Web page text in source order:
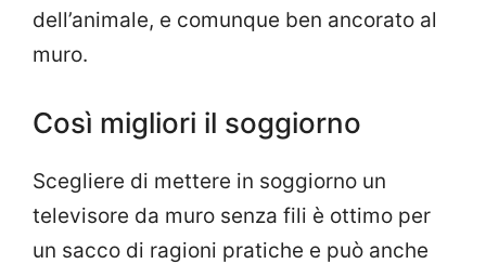
dell’animale, e comunque ben ancorato al
muro.
Così migliori il soggiorno
Scegliere di mettere in soggiorno un
televisore da muro senza fili è ottimo per
un sacco di ragioni pratiche e può anche